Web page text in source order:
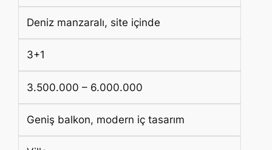
Deniz manzaralı, site içinde
3+1
3.500.000 – 6.000.000
Geniş balkon, modern iç tasarım